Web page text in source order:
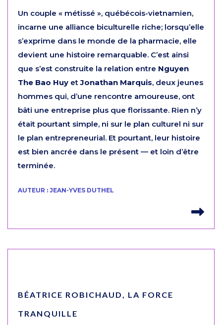
Un couple « métissé », québécois-vietnamien,
incarne une alliance biculturelle riche; lorsqu’elle
s’exprime dans le monde de la pharmacie, elle
devient une histoire remarquable. C’est ainsi
que s’est construite la relation entre Nguyen
The Bao Huy etJonathan Marquis, deux jeunes
hommes qui, d’une rencontre amoureuse, ont
bâti une entreprise plus que florissante. Rien n’y
était pourtant simple, ni sur le plan culturel ni sur
le plan entrepreneurial. Et pourtant, leur histoire
est bien ancrée dans le présent — et loin d’être
terminée.
AUTEUR : JEAN-YVES DUTHEL
BÉATRICE ROBICHAUD, LA FORCE
TRANQUILLE